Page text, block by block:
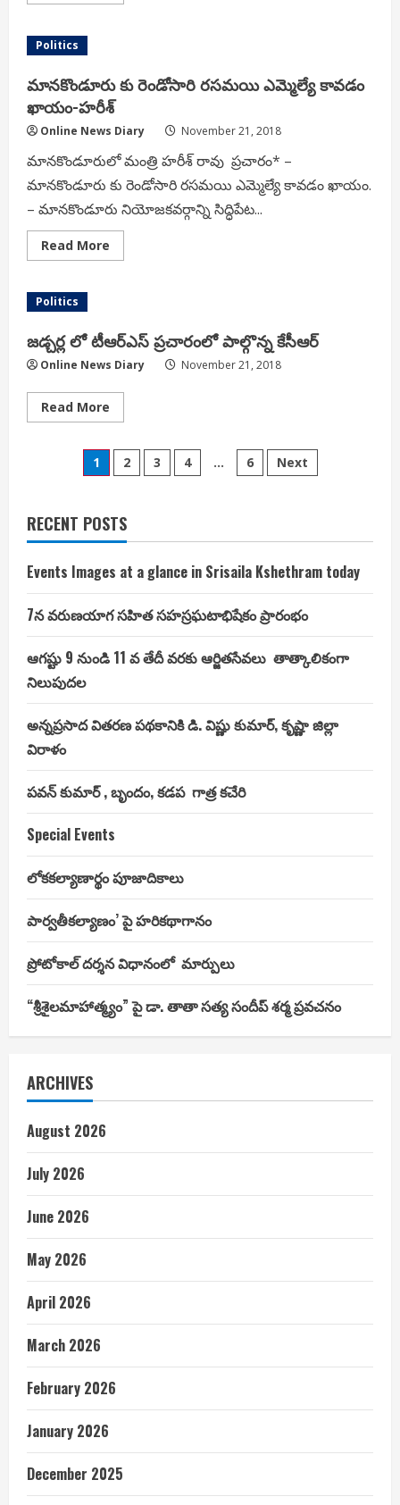
Annadhaanam
scheme
in
Srisaila
Temple
Politics
మానకొండూరు కు రెండోసారి రసమయి ఎమ్మెల్యే కావడం
ఖాయం-హరీశ్
Online News Diary November 21, 2018
మానకొండూరులో మంత్రి హరీశ్ రావు ప్రచారం* –
మానకొండూరు కు రెండోసారి రసమయి ఎమ్మెల్యే కావడం ఖాయం.
– మానకొండూరు నియోజకవర్గాన్ని సిద్ధిపేట...
Read More
more
ఎమ్మెల్యే
కావడం
ఖాయం-
హరీశ్
Politics
జడ్చర్ల లో టీఆర్ఎస్ ప్రచారంలో పాల్గొన్న కేసీఆర్
Online News Diary November 21, 2018
Read More
more
లో
టీఆర్ఎస్
ప్రచారంలో
Posts
1 2 3 4 … 6 Next
RECENT POSTS
Events Images at a glance in Srisaila Kshethram today
7న వరుణయాగ సహిత సహస్రఘటాభిషేకం ప్రారంభం
ఆగష్టు 9 నుండి 11 వ తేదీ వరకు ఆర్జితసేవలు తాత్కాలికంగా
నిలుపుదల
అన్నప్రసాద వితరణ పథకానికి డి. విష్ణు కుమార్, కృష్ణా జిల్లా
విరాళం
పవన్ కుమార్ , బృందం, కడప గాత్ర కచేరి
Special Events
లోకకల్యాణార్థం పూజాదికాలు
పార్వతీకల్యాణం’ పై హరికథాగానం
ప్రోటోకాల్ దర్శన విధానంలో మార్పులు
“శ్రీశైలమాహాత్మ్యం” పై డా. తాతా సత్య సందీప్ శర్మ ప్రవచనం
ARCHIVES
August 2026
July 2026
June 2026
May 2026
April 2026
March 2026
February 2026
January 2026
December 2025